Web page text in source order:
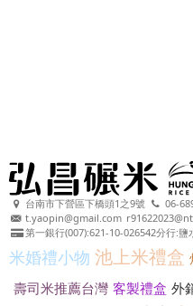
台南市下營區下橋頭1之9號 06-
t.yaopin@gmail.com
第一銀行(007):621-10-026542分行:
米婚禮小物 池上米禮盒
壽司米推薦台灣 客製禮盒 外